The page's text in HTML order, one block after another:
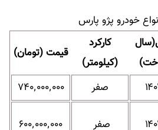
خودرو پژو پارس
کارکرد
(کیلومتر)
قیمت (تومان)
صفر
۷۴۰٬۰۰۰٬۰۰۰
صفر ۶۰۰٬۰۰۰٬۰۰۰